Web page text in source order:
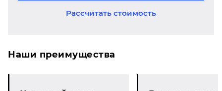
Рассчитать стоимость
Наши преимущества